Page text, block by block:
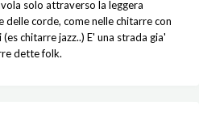
solo attraverso la leggera
delle corde, come nelle chitarre con
chitarre jazz..) E' una strada gia'
dette folk.